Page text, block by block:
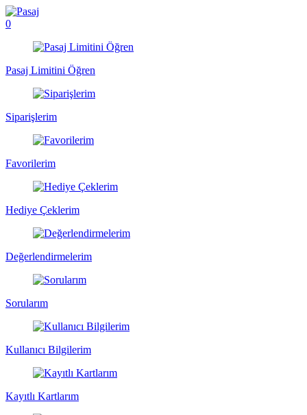
0
Pasaj Limitini Öğren
Siparişlerim
Favorilerim
Hediye Çeklerim
Değerlendirmelerim
Sorularım
Kullanıcı Bilgilerim
Kayıtlı Kartlarım